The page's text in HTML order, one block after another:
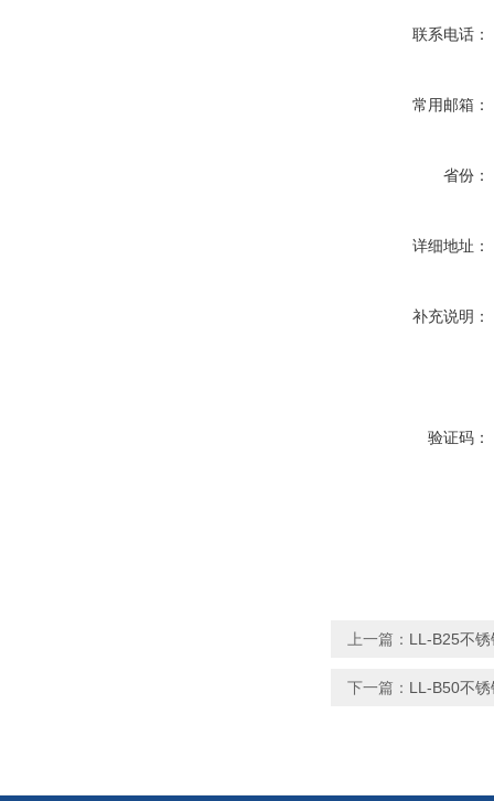
联系电话：
常用邮箱：
省份：
详细地址：
补充说明：
验证码：
上一篇： LL-B25不
下一篇： LL-B50不